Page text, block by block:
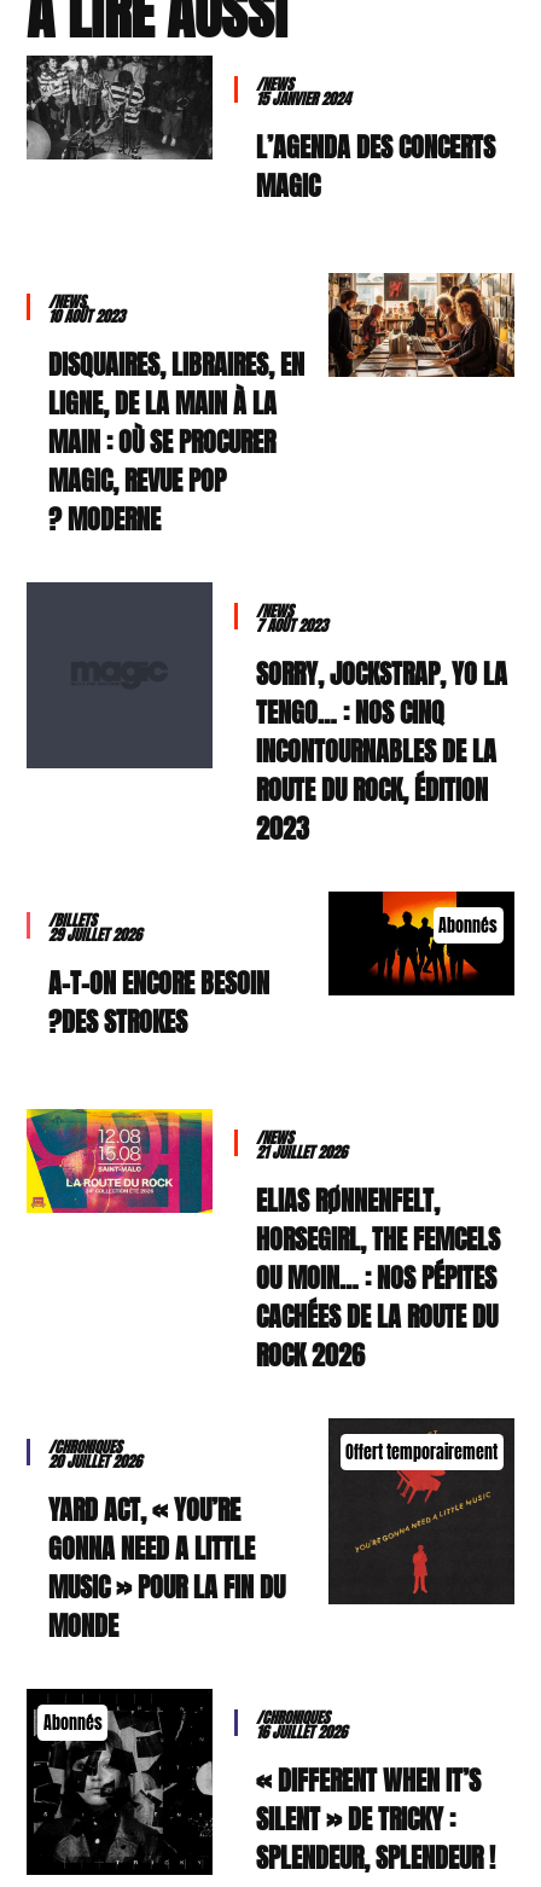
/NEWS
15 JANVIER 2024
L’AGENDA DES CONCERTS
MAGIC
/NEWS
10 AOÛT 2023
DISQUAIRES, LIBRAIRES, EN
LIGNE, DE LA MAIN À LA
MAIN : OÙ SE PROCURER
MAGIC, REVUE POP
MODERNE ?
/NEWS
7 AOÛT 2023
SORRY, JOCKSTRAP, YO LA
TENGO… : NOS CINQ
INCONTOURNABLES DE LA
ROUTE DU ROCK, ÉDITION
2023
Abonnés
/BILLETS
29 JUILLET 2026
A-T-ON ENCORE BESOIN
DES STROKES?
/NEWS
21 JUILLET 2026
ELIAS RØNNENFELT,
HORSEGIRL, THE FEMCELS
OU MOIN… : NOS PÉPITES
CACHÉES DE LA ROUTE DU
ROCK 2026
Offert temporairement
/CHRONIQUES
20 JUILLET 2026
YARD ACT, « YOU’RE
GONNA NEED A LITTLE
MUSIC » POUR LA FIN DU
MONDE
Abonnés /CHRONIQUES
16 JUILLET 2026
« DIFFERENT WHEN IT’S
SILENT » DE TRICKY :
SPLENDEUR, SPLENDEUR !